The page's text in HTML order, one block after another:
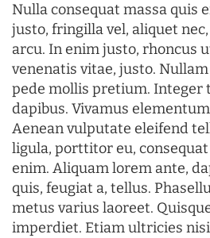
Nulla consequat massa quis
justo, fringilla vel, aliquet
arcu. In enim justo, rhoncus
venenatis vitae, justo.
pede mollis pretium. Integer
dapibus. Vivamus
Aenean vulputate eleifend
ligula, porttitor eu,
enim. Aliquam lorem ante,
quis, feugiat a, tellus.
metus varius laoreet.
imperdiet. Etiam ultricies nisi